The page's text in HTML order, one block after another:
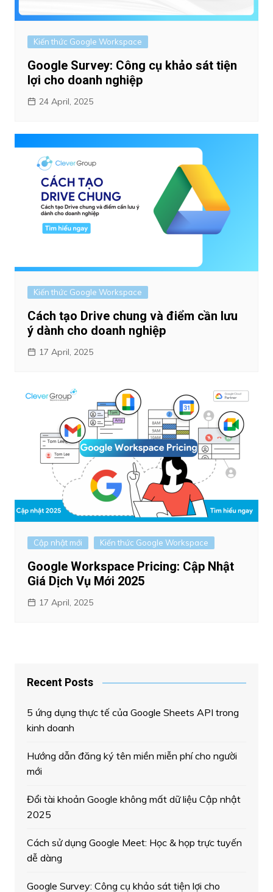
Kiến thức Google Workspace
Google Survey: Công cụ khảo sát tiện
lợi cho doanh nghiệp
24 April, 2025
Kiến thức Google Workspace
Cách tạo Drive chung và điểm cần lưu
ý dành cho doanh nghiệp
17 April, 2025
Cập nhật mới Kiến thức Google Workspace
Google Workspace Pricing: Cập Nhật
Giá Dịch Vụ Mới 2025
17 April, 2025
Recent Posts
5 ứng dụng thực tế của Google Sheets API trong
kinh doanh
Hướng dẫn đăng ký tên miền miễn phí cho người
mới
Đổi tài khoản Google không mất dữ liệu Cập nhật
2025
Cách sử dụng Google Meet: Học & họp trực tuyến
dễ dàng
Google Survey: Công cụ khảo sát tiện lợi cho